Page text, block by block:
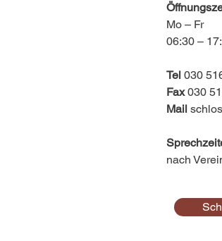
Mo – Fr
06:30 –
Tel 030
Fax030
Mail
nach